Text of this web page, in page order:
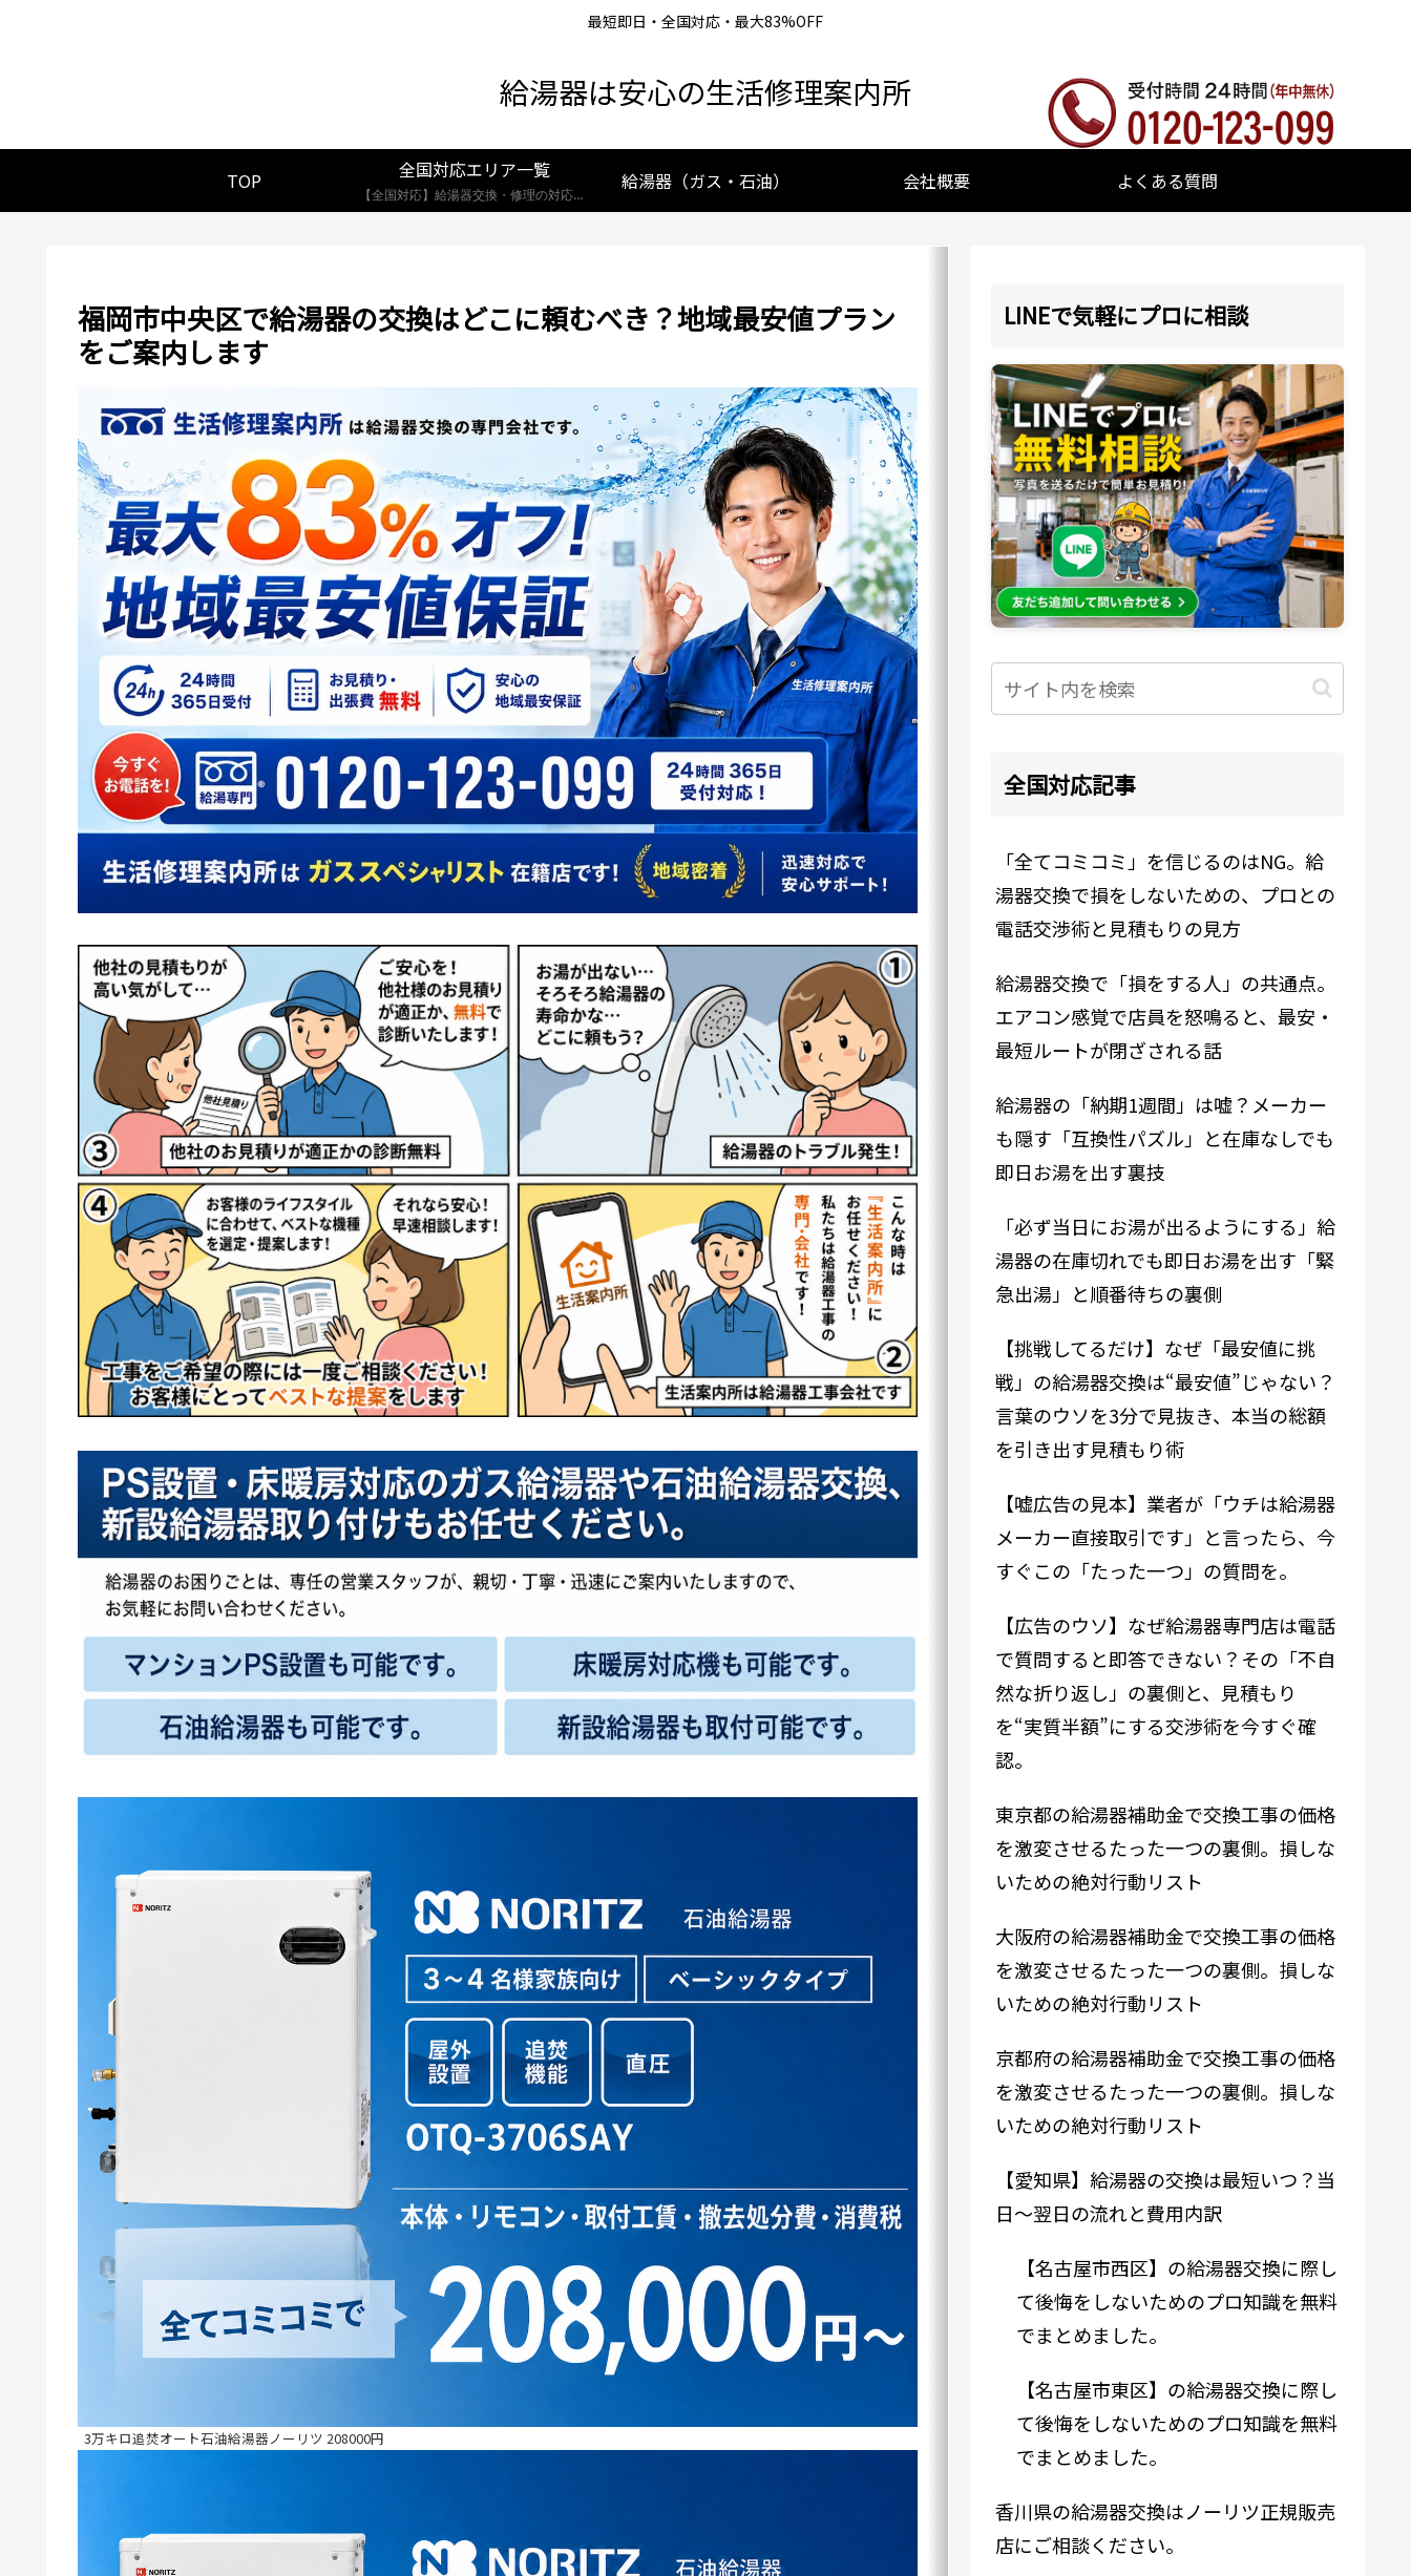
最短即日・全国対応・最大83%OFF
給湯器は安心の生活修理案内所
TOP 全国対応エリア一覧
【全国対応】給湯器交換・修理の対応エリア一覧。北海道から沖縄まで、創業25年の実績あるプロが最短即日で駆けつけます。リンナイ・ノーリツ・パロマなど全メーカー対応。お住まいの地域の施工事例や費用相場をご確認いただけます。
給湯器（ガス・石油） 会社概要 よくある質問
福岡市中央区で給湯器の交換はどこに頼むべき？地域最安値プラン
をご案内します
3万キロ追焚オート石油給湯器ノーリツ 208000円
LINEで気軽にプロに相談
全国対応記事
「全てコミコミ」を信じるのはNG。給
湯器交換で損をしないための、プロとの
電話交渉術と見積もりの見方
給湯器交換で「損をする人」の共通点。
エアコン感覚で店員を怒鳴ると、最安・
最短ルートが閉ざされる話
給湯器の「納期1週間」は嘘？メーカー
も隠す「互換性パズル」と在庫なしでも
即日お湯を出す裏技
「必ず当日にお湯が出るようにする」給
湯器の在庫切れでも即日お湯を出す「緊
急出湯」と順番待ちの裏側
【挑戦してるだけ】なぜ「最安値に挑
戦」の給湯器交換は“最安値”じゃない？
言葉のウソを3分で見抜き、本当の総額
を引き出す見積もり術
【嘘広告の見本】業者が「ウチは給湯器
メーカー直接取引です」と言ったら、今
すぐこの「たった一つ」の質問を。
【広告のウソ】なぜ給湯器専門​​店は電話
で質問すると即答できない？その「不自
然な折り返し」の裏側と、見積もり
を“実質半額”にする交渉術を今すぐ確
認。
東京都の給湯器補助金で交換工事の価格
を激変させるたった一つの裏側。損しな
いための絶対行動リスト
大阪府の給湯器補助金で交換工事の価格
を激変させるたった一つの裏側。損しな
いための絶対行動リスト
京都府の給湯器補助金で交換工事の価格
を激変させるたった一つの裏側。損しな
いための絶対行動リスト
【愛知県】給湯器の交換は最短いつ？当
日〜翌日の流れと費用内訳
【名古屋市西区】の給湯器交換に際し
て後悔をしないためのプロ知識を無料
でまとめました。
【名古屋市東区】の給湯器交換に際し
て後悔をしないためのプロ知識を無料
でまとめました。
香川県の給湯器交換はノーリツ正規販売
店にご相談ください。